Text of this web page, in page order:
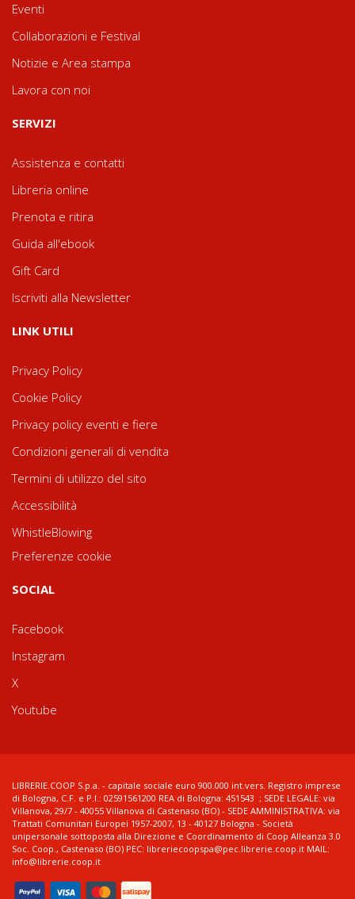
Eventi
Collaborazioni e Festival
Notizie e Area stampa
Lavora con noi
SERVIZI
Assistenza e contatti
Libreria online
Prenota e ritira
Guida all'ebook
Gift Card
Iscriviti alla Newsletter
LINK UTILI
Privacy Policy
Cookie Policy
Privacy policy eventi e fiere
Condizioni generali di vendita
Termini di utilizzo del sito
Accessibilità
WhistleBlowing
Preferenze cookie
SOCIAL
Facebook
Instagram
X
Youtube
LIBRERIE.COOP S.p.a. - capitale sociale euro 900.000 int.vers. Registro imprese
di Bologna, C.F. e P.I.: 02591561200 REA di Bologna: 451543 ; SEDE LEGALE: via
Villanova, 29/7 - 40055 Villanova di Castenaso (BO) - SEDE AMMINISTRATIVA: via
Trattati Comunitari Europei 1957-2007, 13 - 40127 Bologna - Società
unipersonale sottoposta alla Direzione e Coordinamento di Coop Alleanza 3.0
Soc. Coop., Castenaso (BO) PEC: libreriecoopspa@pec.librerie.coop.it MAIL:
info@librerie.coop.it